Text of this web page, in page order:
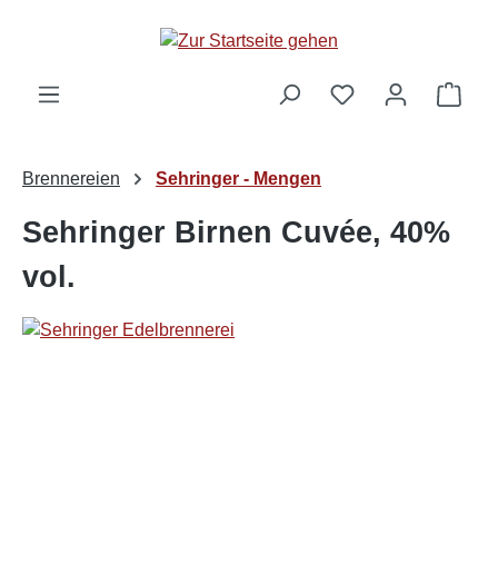
Brennereien Sehringer - Mengen
Sehringer Birnen Cuvée, 40%
vol.